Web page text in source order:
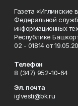
Газета «Иглинские
Федеральной
информационных
Республике
02 - 01814 от
Телефон
8 (347) 952-10-64
Эл. почта
iglvesti@bk.ru